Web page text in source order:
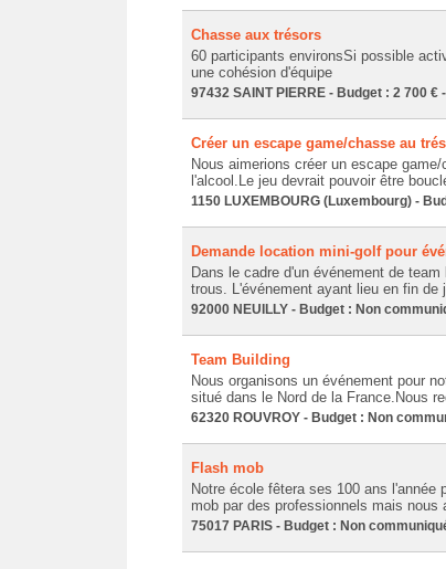
Chasse aux trésors
60 participants environsSi possible
une cohésion d'équipe
97432 SAINT PIERRE - Budget : 2 700 €
Créer un escape game/chasse au
Nous aimerions créer un escape
l'alcool.Le jeu devrait pouvoir être
1150 LUXEMBOURG (Luxembourg) -
Demande location mini-golf pour
Dans le cadre d'un événement de
trous. L'événement ayant lieu en fin de
92000 NEUILLY - Budget : Non
Team Building
Nous organisons un événement pour
situé dans le Nord de la France.Nous
62320 ROUVROY - Budget : Non
Flash mob
Notre école fêtera ses 100 ans
mob par des professionnels mais
75017 PARIS - Budget : Non